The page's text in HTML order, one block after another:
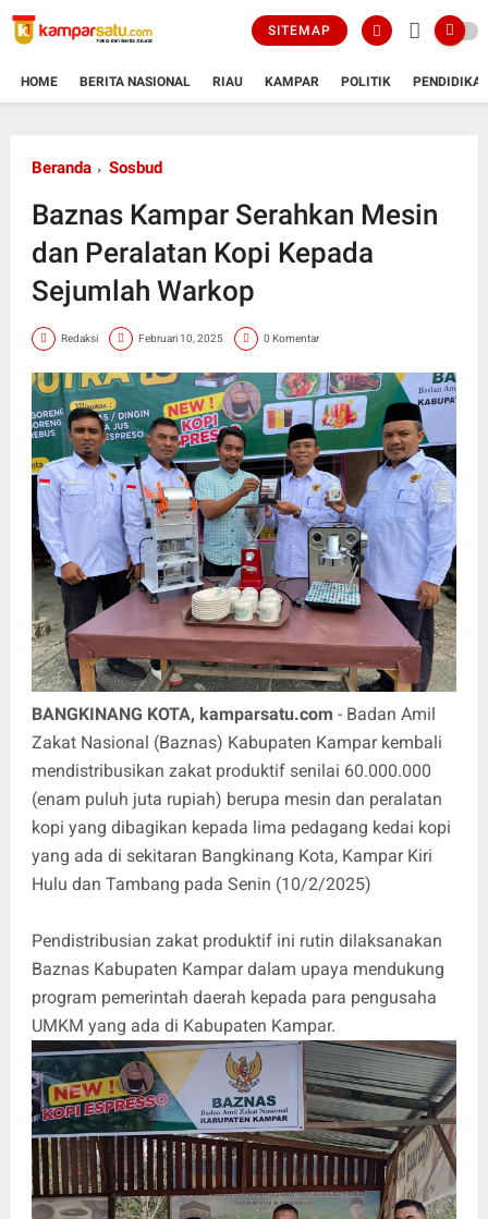
SITEMAP
HOME BERITA NASIONAL RIAU KAMPAR POLITIK
Beranda Sosbud
Baznas Kampar Serahkan Mesin
dan Peralatan Kopi Kepada
Sejumlah Warkop
Redaksi Februari 10, 2025 0 Komentar
BANGKINANG KOTA, kamparsatu.com - Badan Amil
Zakat Nasional (Baznas) Kabupaten Kampar kembali
mendistribusikan zakat produktif senilai 60.000.000
(enam puluh juta rupiah) berupa mesin dan peralatan
kopi yang dibagikan kepada lima pedagang kedai kopi
yang ada di sekitaran Bangkinang Kota, Kampar Kiri
Hulu dan Tambang pada Senin (10/2/2025)
Pendistribusian zakat produktif ini rutin dilaksanakan
Baznas Kabupaten Kampar dalam upaya mendukung
program pemerintah daerah kepada para pengusaha
UMKM yang ada di Kabupaten Kampar.